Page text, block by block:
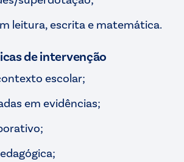
leitura, escrita e matemática.
de intervenção
escolar;
em evidências;